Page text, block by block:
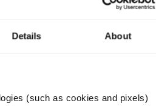
Details About
(such as cookies and pixels)
Hersteller von
der Erwin Hymer